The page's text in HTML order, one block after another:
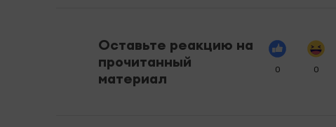
Оставьте реакцию на
прочитанный
материал
0 0